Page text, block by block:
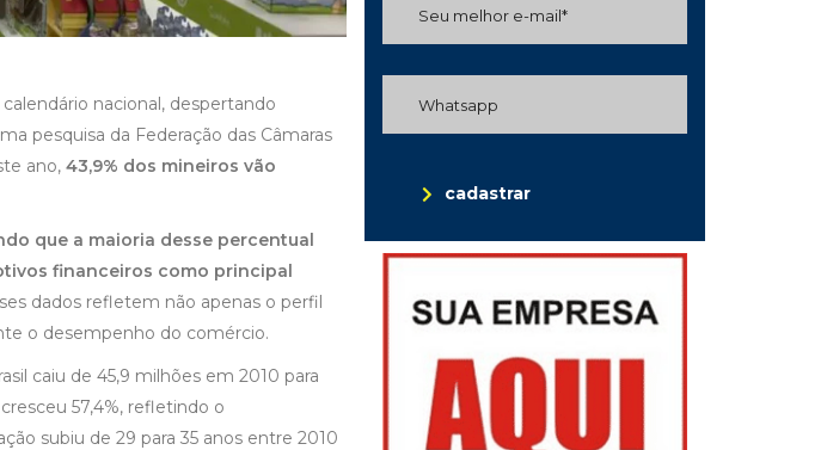
nacional, despertando
pesquisa da Federação das Câmaras
ano, 43,9% dos mineiros vão
que a maioria desse percentual
financeiros como principal
dados refletem não apenas o perfil
o desempenho do comércio.
caiu de 45,9 milhões em 2010 para
57,4%, refletindo o
subiu de 29 para 35 anos entre 2010
cadastrar